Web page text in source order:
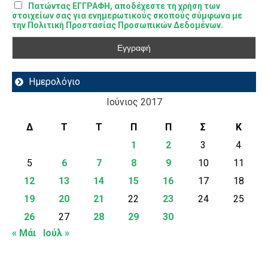
Πατώντας ΕΓΓΡΑΦΗ, αποδέχεστε τη χρήση των
στοιχείων σας για ενημερωτικούς σκοπούς σύμφωνα με
την Πολιτική Προστασίας Προσωπικών Δεδομένων.
Ημερολόγιο
Ιούνιος 2017
Δ Τ Τ Π Π Σ
Κ
1
2 3
4
5
6 7 8 9 10
11
12
13 14 15 16 17
18
19
20 21 22 23 24
25
26
27 28 29
30
« Μάι
Ιούλ »